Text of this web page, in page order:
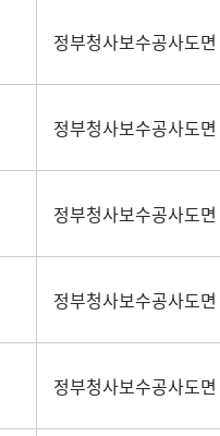
정부청사보수공사도면
정부청사보수공사도면
정부청사보수공사도면
정부청사보수공사도면
정부청사보수공사도면